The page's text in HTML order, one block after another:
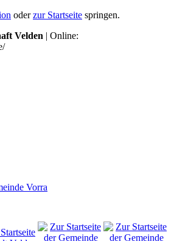
oderzur Startseite springen.
Velden | Online: